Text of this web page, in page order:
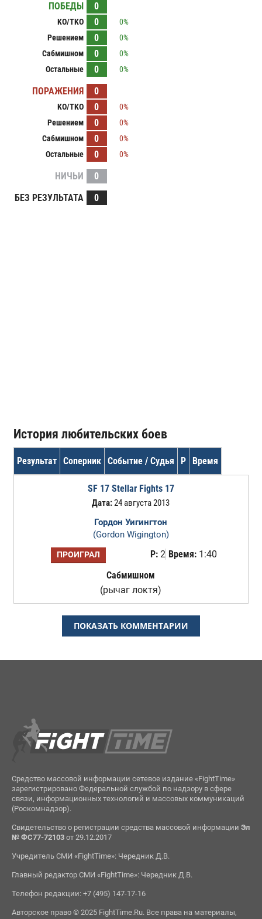
ПОБЕДЫ
0
KO/TKO 0
0%
Решением
0
0%
Сабмишном
0
0%
Остальные
0 0%
ПОРАЖЕНИЯ 0
KO/TKO 0
0%
Решением
0
0%
Сабмишном
0
0%
Остальные
0 0%
НИЧЬИ
0
БЕЗ РЕЗУЛЬТАТА
0
История любительских боев
Результат Соперник Событие / Судья Р Время
SF 17 Stellar Fights 17
Дата:24 августа 2013
Гордон Уигингтон
(Gordon Wigington)
ПРОИГРАЛ Р:2 Время:1:40
Сабмишном
(рычаг локтя)
ПОКАЗАТЬ КОММЕНТАРИИ
Средство массовой информации сетевое издание «FightTime»
зарегистрировано Федеральной службой по надзору в сфере
связи, информационных технологий и массовых коммуникаций
(Роскомнадзор).
Свидетельство о регистрации средства массовой информации Эл
№ ФС77-72103от 29.12.2017
Учредитель СМИ «FightTime»: Чередник Д.В.
Главный редактор СМИ «FightTime»: Чередник Д.В.
Телефон редакции: +7 (495) 147-17-16
Авторское право © 2025 FightTime.Ru. Все права на материалы,